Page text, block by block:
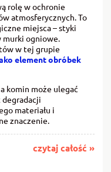
rolę w ochronie
atmosferycznych. To
miejsca – styki
murki ogniowe.
w tej grupie
element obróbek
komin może ulegać
materiału i
znaczenie.
czytaj całość »